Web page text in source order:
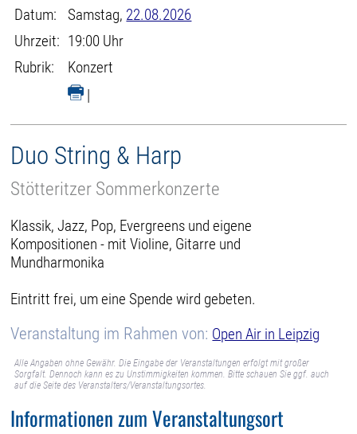
Datum:
Samstag, 22.08.2026
Uhrzeit: 19:00 Uhr
Rubrik:
Konzert
|
Duo String & Harp
Stötteritzer Sommerkonzerte
Klassik, Jazz, Pop, Evergreens und eigene
Kompositionen - mit Violine, Gitarre und
Mundharmonika
Eintritt frei, um eine Spende wird gebeten.
Veranstaltung im Rahmen von: Open Air in Leipzig
Alle Angaben ohne Gewähr. Die Eingabe der Veranstaltungen erfolgt mit großer
Sorgfalt. Dennoch kann es zu Unstimmigkeiten kommen. Bitte schauen Sie ggf. auch
auf die Seite des Veranstalters/Veranstaltungsortes.
Informationen zum Veranstaltungsort